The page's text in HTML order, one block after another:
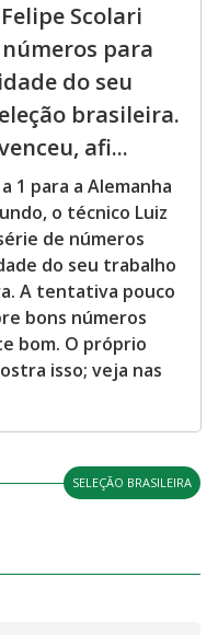
Scolari
para
do seu
brasileira.
afi...
1 para a Alemanha
o técnico Luiz
de números
do seu trabalho
A tentativa pouco
bons números
bom. O próprio
isso; veja nas
SELEÇÃO BRASILEIRA